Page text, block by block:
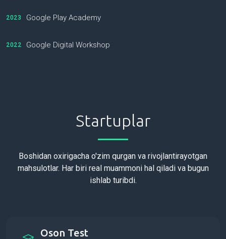
2023 Google Play Academy
2022 Google Digital Workshop
Startuplar
Boshidan oxirigacha o'zim qurgan va rivojlantirayotgan
mahsulotlar. Har biri real muammoni hal qiladi va bugun
ishlab turibdi.
Oson Test